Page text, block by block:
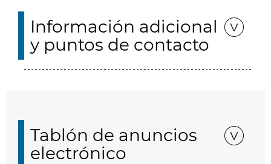
Información adicional
y puntos de contacto
Tablón de anuncios
electrónico